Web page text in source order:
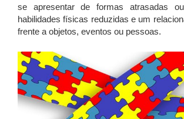
se apresentar de formas atrasadas
habilidades físicas reduzidas e um
frente a objetos, eventos ou pessoas.